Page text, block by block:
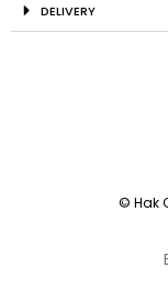
DELIVERY
© Hak